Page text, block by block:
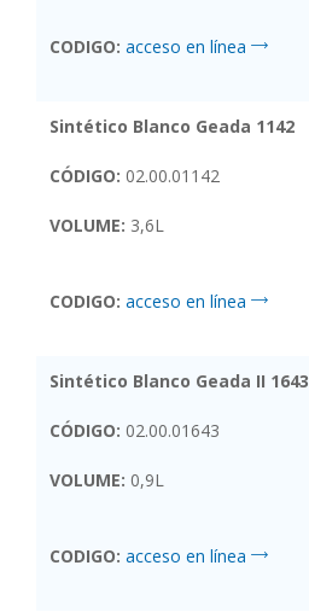
CODIGO: acceso en línea
Sintético Blanco Geada 1142
CÓDIGO: 02.00.01142
VOLUME: 3,6L
CODIGO: acceso en línea
Sintético Blanco Geada II 1643
CÓDIGO: 02.00.01643
VOLUME: 0,9L
CODIGO: acceso en línea